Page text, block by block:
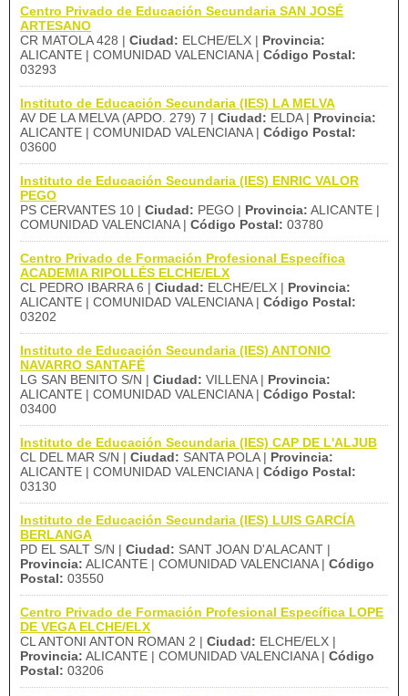
Centro Privado de Educación Secundaria SAN JOSÉ
ARTESANO
CR MATOLA 428 | Ciudad: ELCHE/ELX | Provincia:
ALICANTE | COMUNIDAD VALENCIANA | Código Postal:
03293
Instituto de Educación Secundaria (IES) LA MELVA
AV DE LA MELVA (APDO. 279) 7 | Ciudad: ELDA | Provincia:
ALICANTE | COMUNIDAD VALENCIANA | Código Postal:
03600
Instituto de Educación Secundaria (IES) ENRIC VALOR
PEGO
PS CERVANTES 10 | Ciudad: PEGO | Provincia: ALICANTE |
COMUNIDAD VALENCIANA | Código Postal: 03780
Centro Privado de Formación Profesional Específica
ACADEMIA RIPOLLÉS ELCHE/ELX
CL PEDRO IBARRA 6 | Ciudad: ELCHE/ELX | Provincia:
ALICANTE | COMUNIDAD VALENCIANA | Código Postal:
03202
Instituto de Educación Secundaria (IES) ANTONIO
NAVARRO SANTAFÉ
LG SAN BENITO S/N | Ciudad: VILLENA | Provincia:
ALICANTE | COMUNIDAD VALENCIANA | Código Postal:
03400
Instituto de Educación Secundaria (IES) CAP DE L'ALJUB
CL DEL MAR S/N | Ciudad: SANTA POLA | Provincia:
ALICANTE | COMUNIDAD VALENCIANA | Código Postal:
03130
Instituto de Educación Secundaria (IES) LUIS GARCÍA
BERLANGA
PD EL SALT S/N | Ciudad: SANT JOAN D'ALACANT |
Provincia: ALICANTE | COMUNIDAD VALENCIANA | Código
Postal: 03550
Centro Privado de Formación Profesional Específica LOPE
DE VEGA ELCHE/ELX
CL ANTONI ANTON ROMAN 2 | Ciudad: ELCHE/ELX |
Provincia: ALICANTE | COMUNIDAD VALENCIANA | Código
Postal: 03206